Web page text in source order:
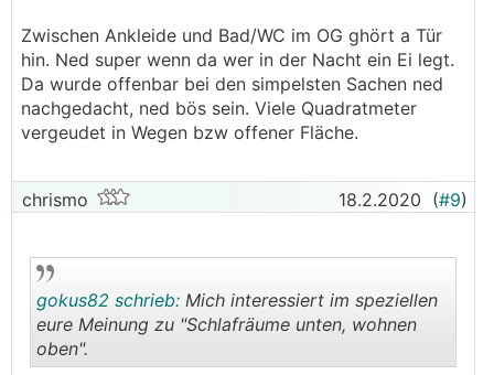
Zwischen Ankleide und Bad/WC im OG ghört a Tür
hin. Ned super wenn da wer in der Nacht ein Ei legt.
Da wurde offenbar bei den simpelsten Sachen ned
nachgedacht, ned bös sein. Viele Quadratmeter
vergeudet in Wegen bzw offener Fläche.
chrismo 18.2.2020 (#9)
gokus82 schrieb: Mich interessiert im speziellen
eure Meinung zu "Schlafräume unten, wohnen
oben".